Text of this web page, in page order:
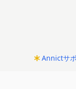
Annictサ